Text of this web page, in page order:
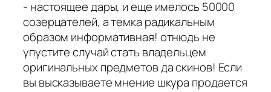
- настоящее дары, и еще имелось 50000
созерцателей, а темка радикальным
образом информативная! отнюдь не
упустите случай стать владельцем
оригинальных предметов да скинов! Если
вы высказываете мнение шкура продается